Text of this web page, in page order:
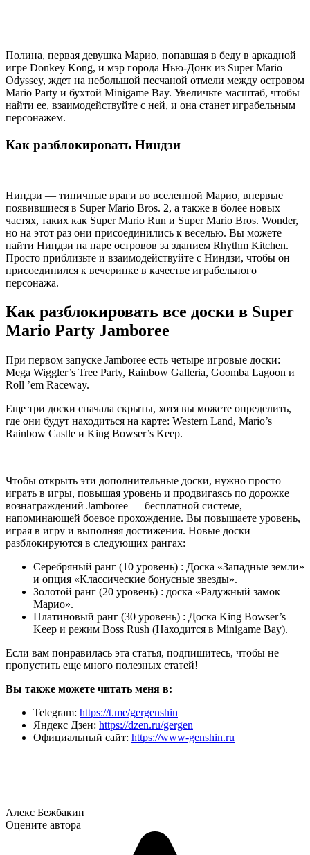
Полина, первая девушка Марио, попавшая в беду в аркадной
игре Donkey Kong, и мэр города Нью-Донк из Super Mario
Odyssey, ждет на небольшой песчаной отмели между островом
Mario Party и бухтой Minigame Bay. Увеличьте масштаб, чтобы
найти ее, взаимодействуйте с ней, и она станет играбельным
персонажем.
Как разблокировать Ниндзи
Ниндзи — типичные враги во вселенной Марио, впервые
появившиеся в Super Mario Bros. 2, а также в более новых
частях, таких как Super Mario Run и Super Mario Bros. Wonder,
но на этот раз они присоединились к веселью. Вы можете
найти Ниндзи на паре островов за зданием Rhythm Kitchen.
Просто приблизьте и взаимодействуйте с Ниндзи, чтобы он
присоединился к вечеринке в качестве играбельного
персонажа.
Как разблокировать все доски в Super
Mario Party Jamboree
При первом запуске Jamboree есть четыре игровые доски:
Mega Wiggler’s Tree Party, Rainbow Galleria, Goomba Lagoon и
Roll ’em Raceway.
Еще три доски сначала скрыты, хотя вы можете определить,
где они будут находиться на карте: Western Land, Mario’s
Rainbow Castle и King Bowser’s Keep.
Чтобы открыть эти дополнительные доски, нужно просто
играть в игры, повышая уровень и продвигаясь по дорожке
вознаграждений Jamboree — бесплатной системе,
напоминающей боевое прохождение. Вы повышаете уровень,
играя в игру и выполняя достижения. Новые доски
разблокируются в следующих рангах:
Серебряный ранг (10 уровень) : Доска «Западные земли»
и опция «Классические бонусные звезды».
Золотой ранг (20 уровень) : доска «Радужный замок
Марио».
Платиновый ранг (30 уровень) : Доска King Bowser’s
Keep и режим Boss Rush (Находится в Minigame Bay).
Если вам понравилась эта статья, подпишитесь, чтобы не
пропустить еще много полезных статей!
Вы также можете читать меня в:
Telegram: https://t.me/gergenshin
Яндекс Дзен: https://dzen.ru/gergen
Официальный сайт: https://www-genshin.ru
Алекс Бежбакин
Оцените автора